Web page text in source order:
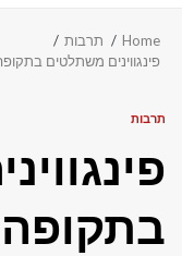
Home
תרבות
פינגווינים משתלטים
תרבות